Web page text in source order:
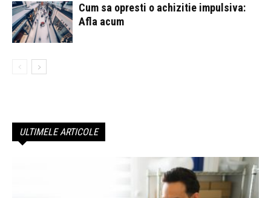
Cum sa opresti o achizitie impulsiva:
Afla acum
ULTIMELE ARTICOLE